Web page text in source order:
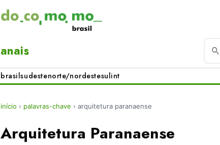
anais
brasilsudestenorte/nordestesulint
início › palavras-chave › arquitetura paranaense
Arquitetura Paranaense